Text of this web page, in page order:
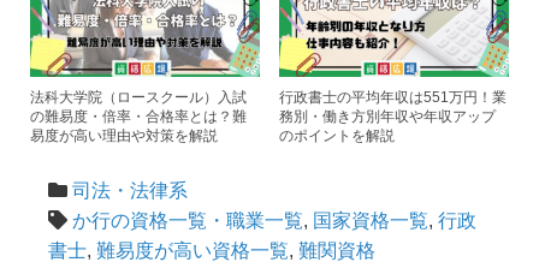
法科大学院（ロースクール）入試
の難易度・倍率・合格率とは？難
易度が高い理由や対策を解説
行政書士の平均年収は551万円！業
務別・働き方別年収や年収アップ
のポイントを解説
司法・法律系
か行の資格一覧・職業一覧, 国家資格一覧, 行政
書士, 難易度が高い資格一覧, 難関資格